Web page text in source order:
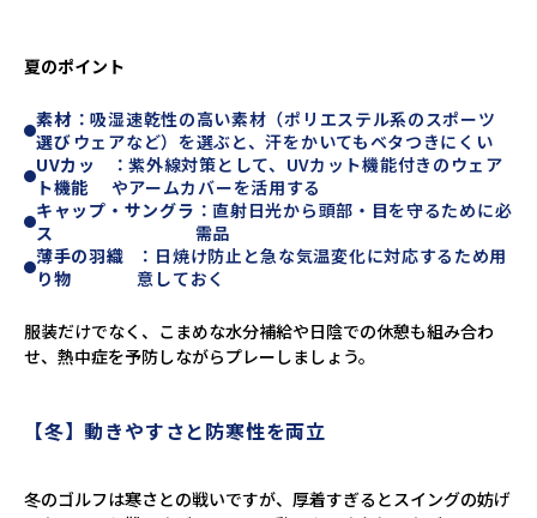
夏のポイント
素材
選び
：吸湿速乾性の高い素材（ポリエステル系のスポーツ
ウェアなど）を選ぶと、汗をかいてもベタつきにくい
UVカッ
ト機能
：紫外線対策として、UVカット機能付きのウェア
やアームカバーを活用する
キャップ・サングラ
ス
：直射日光から頭部・目を守るために必
需品
薄手の羽織
り物
：日焼け防止と急な気温変化に対応するため用
意しておく
服装だけでなく、こまめな水分補給や日陰での休憩も組み合わ
せ、熱中症を予防しながらプレーしましょう。
【冬】動きやすさと防寒性を両立
冬のゴルフは寒さとの戦いですが、厚着すぎるとスイングの妨げ